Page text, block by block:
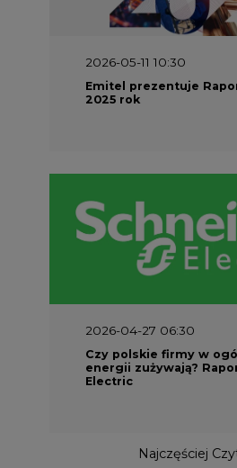
2026-05-11 10:30
Emitel prezentuje
2025 rok
2026-04-27 06:30
Czy polskie firmy w
energii zużywają?
Electric
Najczęściej